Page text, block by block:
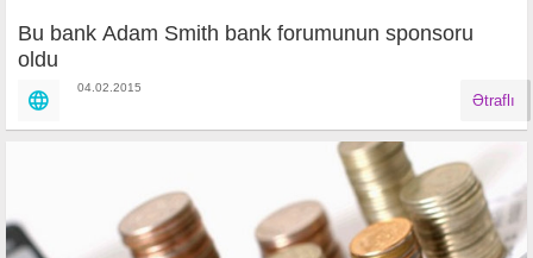
Bu bank Adam Smith bank forumunun sponsoru
oldu
04.02.2015
Ətraflı